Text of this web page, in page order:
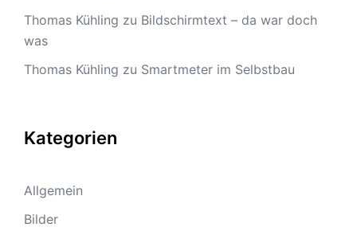
Thomas Kühling zu Bildschirmtext – da war doch
was
Thomas Kühling zu Smartmeter im Selbstbau
Kategorien
Allgemein
Bilder